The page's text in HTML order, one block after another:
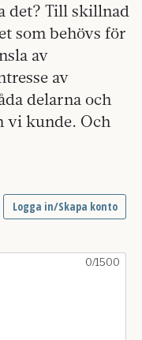
det? Till skillnad
som behövs för
av
av
delarna och
vi kunde. Och